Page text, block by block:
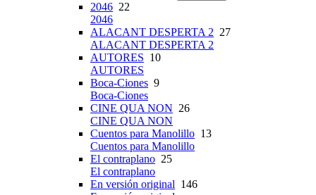
2046 22
2046
ALACANT DESPERTA 2 27
ALACANT DESPERTA 2
AUTORES 10
AUTORES
Boca-Ciones 9
Boca-Ciones
CINE QUA NON 26
CINE QUA NON
Cuentos para Manolillo 13
Cuentos para Manolillo
El contraplano 25
El contraplano
En versión original 146